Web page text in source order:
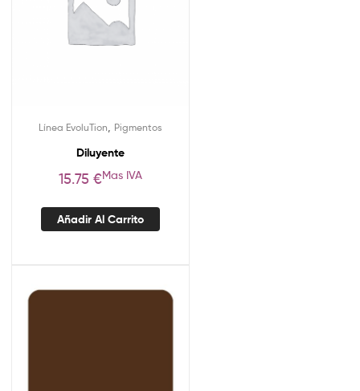
Línea EvoluTion Pigmentos
Diluyente
15.75 €Mas IVA
Añadir Al Carrito